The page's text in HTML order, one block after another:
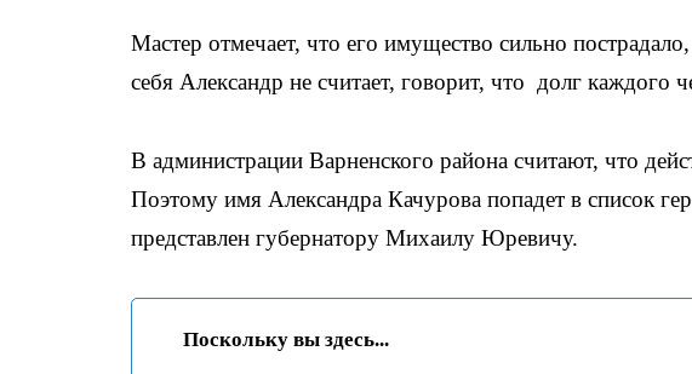
Мастер отмечает, что его имущество сильно
себя Александр не считает, говорит, что долг
В администрации Варненского района считают, что
Поэтому имя Александра Качурова попадет в список
представлен губернатору Михаилу Юревичу.
Поскольку вы здесь...